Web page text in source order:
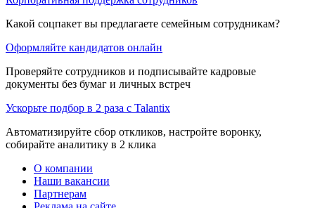
Какой соцпакет вы предлагаете семейным сотрудникам?
Оформляйте кандидатов онлайн
Проверяйте сотрудников и подписывайте кадровые
документы без бумаг и личных встреч
Ускорьте подбор в 2 раза с Talantix
Автоматизируйте сбор откликов, настройте воронку,
собирайте аналитику в 2 клика
О компании
Наши вакансии
Партнерам